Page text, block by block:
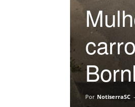
Por NotiserraSC -